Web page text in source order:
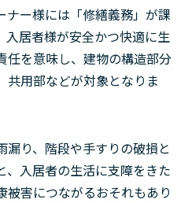
ナー様には「修繕義務」が課
入居者様が安全かつ快適に生
任を意味し、建物の構造部分
共用部などが対象となりま
り、階段や手すりの破損と
、入居者の生活に支障をきた
被害につながるおそれもあり